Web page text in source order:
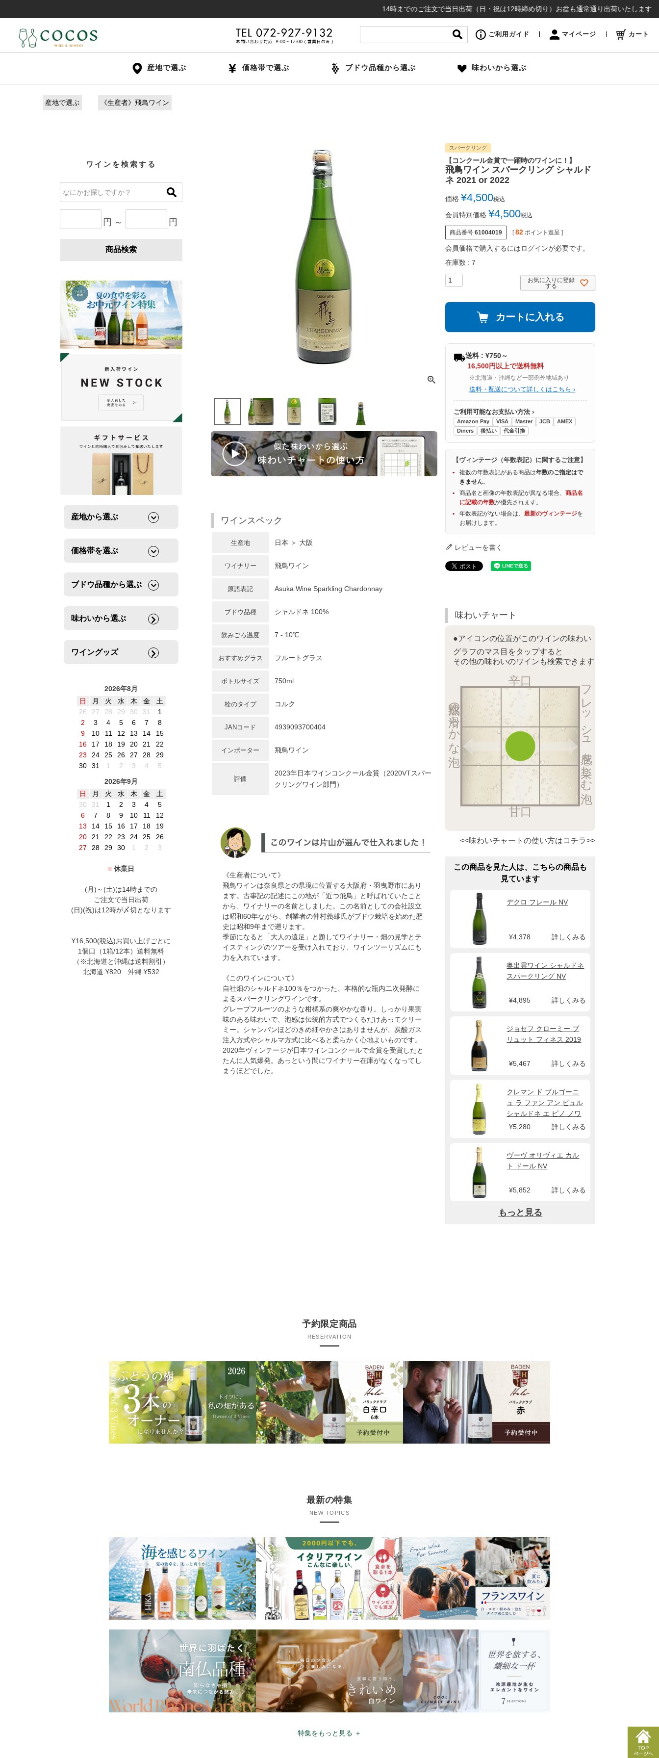
14時までのご注文で当日出荷（日・祝は12時締め切り）お盆も通常通り出荷いたします
ご利用ガイド マイページ カート
産地で選ぶ 価格帯で選ぶ ブドウ品種から選ぶ 味わいから選ぶ
産地で選ぶ 《生産者》飛鳥ワイン
ワインを検索する
円 ～ 円
商品検索
産地から選ぶ
価格帯を選ぶ
ブドウ品種から選ぶ
味わいから選ぶ
ワイングッズ
2026年8月
日
月 火 水 木 金
土
26
27 28 29 30 31
1
2
3 4 5 6 7
8
9
10 11 12 13 14
15
16
17 18 19 20 21
22
23
24 25 26 27 28
29
30
31 1 2 3 4
5
2026年9月
日
月 火 水 木 金
土
30
31 1 2 3 4
5
6
7 8 9 10 11
12
13
14 15 16 17 18
19
20
21 22 23 24 25
26
27
28 29 30 1 2 3
■ 休業日
(月)～(土)は14時までの
ご注文で当日出荷
(日)(祝)は12時が〆切となります
¥16,500(税込)お買い上げごとに
1個口（1箱/12本）送料無料
（※北海道と沖縄は送料割引）
北海道:¥820 沖縄:¥532
ワインスペック
生産地 日本 ＞ 大阪
ワイナリー 飛鳥ワイン
原語表記 Asuka Wine Sparkling Chardonnay
ブドウ品種 シャルドネ 100%
飲みごろ温度 7 - 10℃
おすすめグラス フルートグラス
ボトルサイズ 750ml
栓のタイプ コルク
JANコード 4939093700404
インポーター 飛鳥ワイン
評価
2023年日本ワインコンクール金賞（2020VTスパー
クリングワイン部門）
《生産者について》
飛鳥ワインは奈良県との県境に位置する大阪府・羽曳野市にあり
ます。古事記の記述にこの地が「近つ飛鳥」と呼ばれていたこと
から、ワイナリーの名前としました。この名前としての会社設立
は昭和60年ながら、創業者の仲村義雄氏がブドウ栽培を始めた歴
史は昭和9年まで遡ります。
季節になると「大人の遠足」と題してワイナリー・畑の見学とテ
イスティングのツアーを受け入れており、ワインツーリズムにも
力を入れています。
《このワインについて》
自社畑のシャルドネ100％をつかった、本格的な瓶内二次発酵に
よるスパークリングワインです。
グレープフルーツのような柑橘系の爽やかな香り。しっかり果実
味のある味わいで、泡感は伝統的方式でつくるだけあってクリー
ミー。シャンパンほどのきめ細やかさはありませんが、炭酸ガス
注入方式やシャルマ方式に比べると柔らかく心地よいものです。
2020年ヴィンテージが日本ワインコンクールで金賞を受賞したと
たんに人気爆発。あっという間にワイナリー在庫がなくなってし
まうほどでした。
スパークリング
【コンクール金賞で一躍時のワインに！】
飛鳥ワイン スパークリング シャルド
ネ 2021 or 2022
価格 ¥4,500税込
会員特別価格 ¥4,500税込
商品番号 61004019 [ 82 ポイント進呈 ]
会員価格で購入するにはログインが必要です。
在庫数
7
お気に入りに登録
する
カートに入れる
送料 : ¥750～
16,500円以上で送料無料
※北海道・沖縄など一部例外地域あり
送料・配送について詳しくはこちら ›
ご利用可能なお支払い方法 ›
Amazon Pay VISA Master JCB
AMEX
Diners
後払い 代金引換
【ヴィンテージ（年数表記）に関するご注意】
複数の年数表記がある商品は年数のご指定はで
きません。
商品名と画像の年数表記が異なる場合、商品名
に記載の年数が優先されます。
年数表記がない場合は、最新のヴィンテージを
お届けします。
レビューを書く
味わいチャート
●アイコンの位置がこのワインの味わい
グラフのマス目をタップすると
その他の味わいのワインも検索できます
辛口 フレッシュ感を楽しむ泡
甘口
熟成の滑らかな泡
<<味わいチャートの使い方はコチラ>>
この商品を見た人は、こちらの商品も
見ています
デクロ フレール NV
¥4,378 詳しくみる
奥出雲ワイン シャルドネ
スパークリング NV
¥4,895 詳しくみる
ジョセフ クローミー ブ
リュット フィネス 2019
¥5,467 詳しくみる
クレマン ド ブルゴーニ
ュ ラ ファン アン ビュル
シャルドネ エ ピノ ノワ
ール NV メゾン アンヌ グ
¥5,280 詳しくみる
ヴーヴ オリヴィエ カル
ト ドール NV
¥5,852 詳しくみる
もっと見る
予約限定商品
RESERVATION
最新の特集
NEW TOPICS
特集をもっと見る ＋